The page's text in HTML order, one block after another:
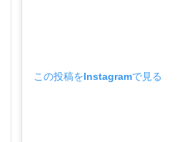
この投稿をInstagramで見る